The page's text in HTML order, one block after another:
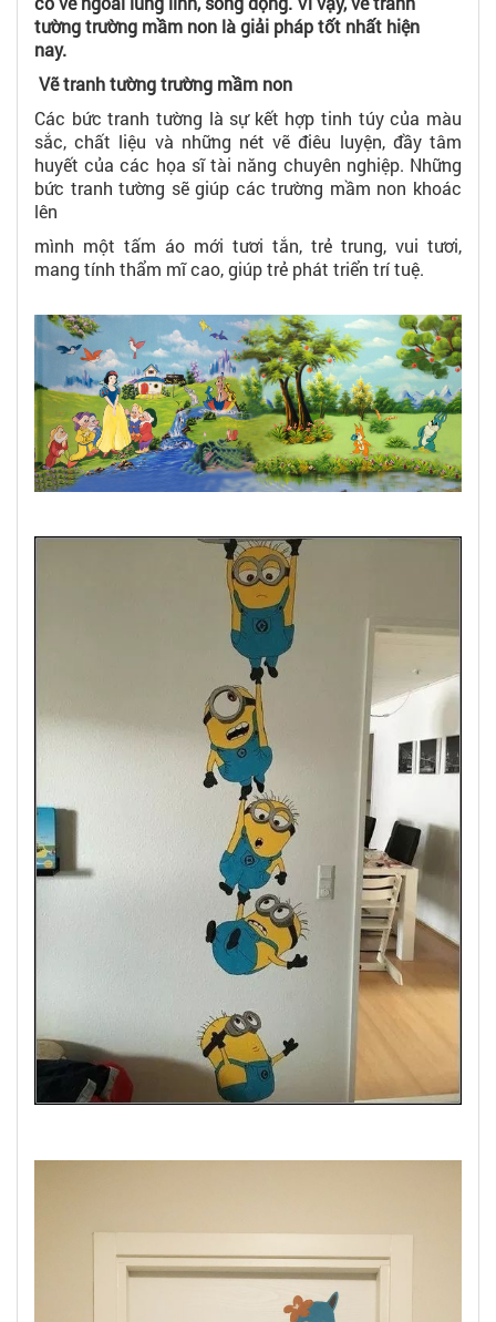
tường trường mầm non là giải pháp tốt nhất hiện
nay.
Vẽ tranh tường trường mầm non
Các bức tranh tường là sự kết hợp tinh túy của màu
sắc, chất liệu và những nét vẽ điêu luyện, đầy tâm
huyết của các họa sĩ tài năng chuyên nghiệp. Những
bức tranh tường sẽ giúp các trường mầm non khoác
lên
mình một tấm áo mới tươi tắn, trẻ trung, vui tươi,
mang tính thẩm mĩ cao, giúp trẻ phát triển trí tuệ.